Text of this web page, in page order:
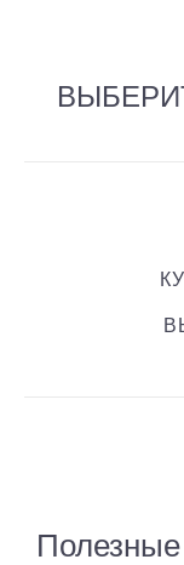
Полезные